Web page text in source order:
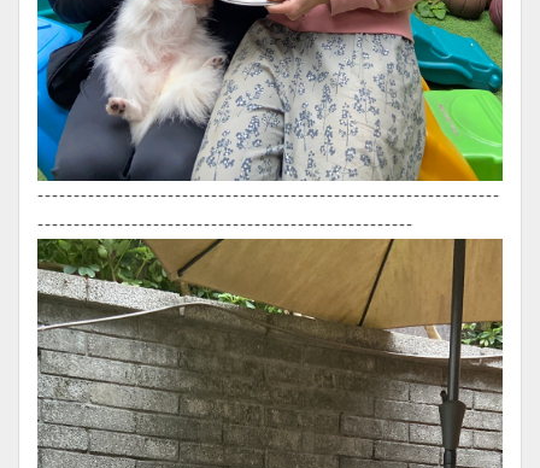
----------------------------------------------------------------
----------------------------------------------------